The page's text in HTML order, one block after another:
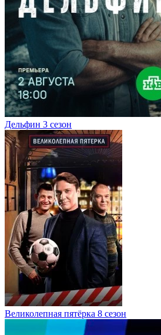
Дельфин 3 сезон
Великолепная пятёрка 8 сезон